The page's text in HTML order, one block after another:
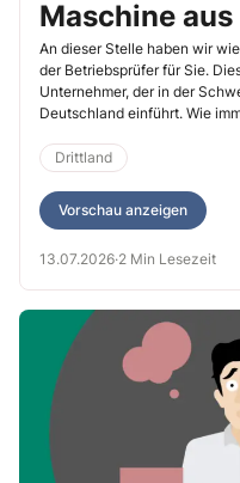
Maschine
An dieser Stelle haben wir
der Betriebsprüfer für Sie.
Unternehmer, der in der
Deutschland einführt. Wie
Drittland
Vorschau anzeigen
13.07.2026·2 Min Lesezeit